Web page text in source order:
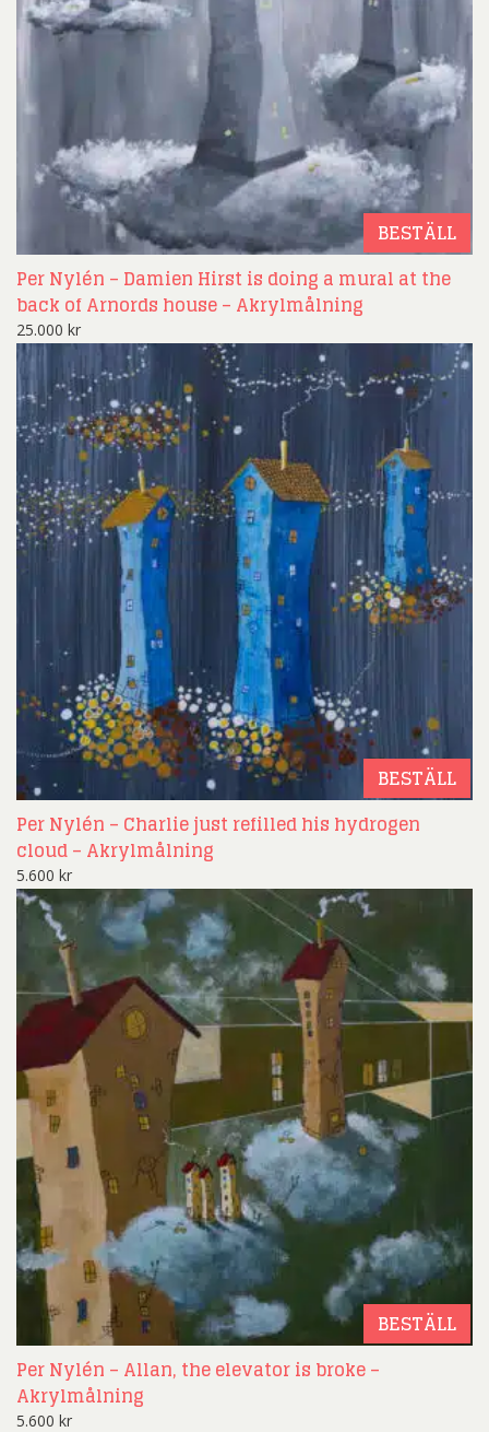
BESTÄLL
Per Nylén – Damien Hirst is doing a mural at the
back of Arnords house – Akrylmålning
25.000 kr
BESTÄLL
Per Nylén – Charlie just refilled his hydrogen
cloud – Akrylmålning
5.600 kr
BESTÄLL
Per Nylén – Allan, the elevator is broke –
Akrylmålning
5.600 kr